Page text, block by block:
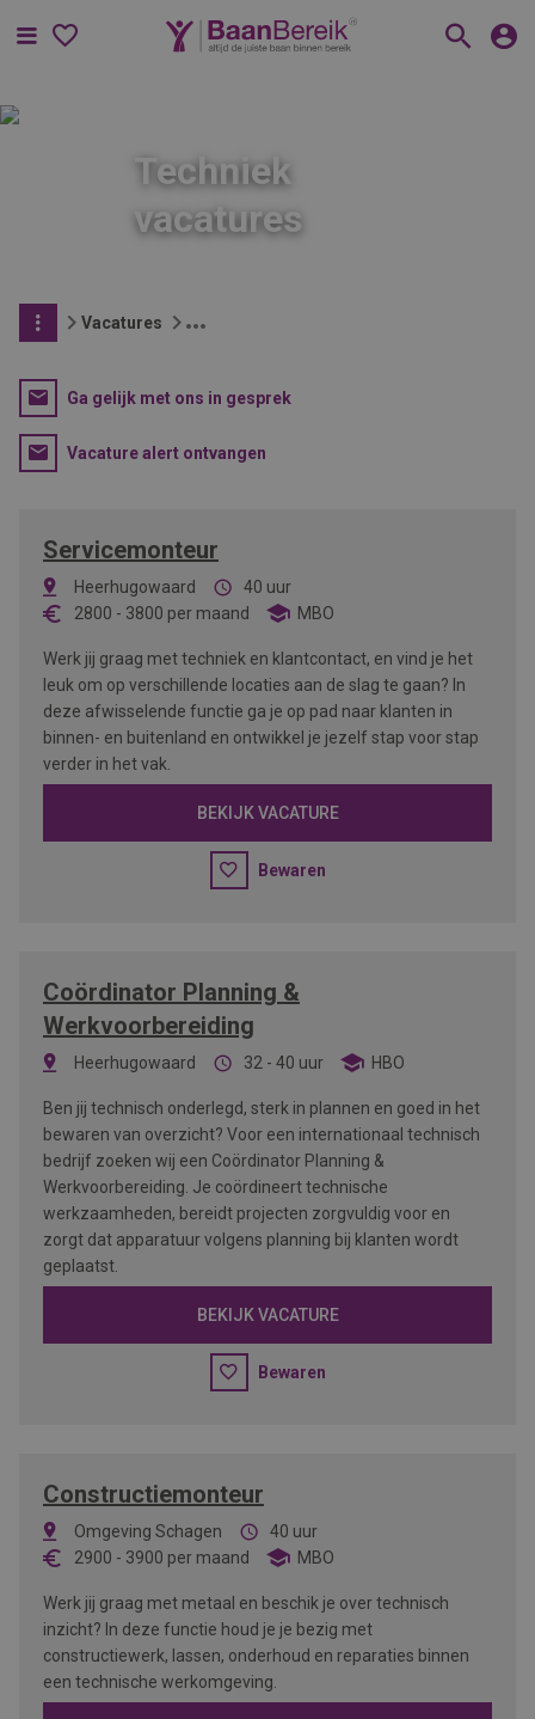
Menu
Techniek
vacatures
Vacatures
Ga gelijk met ons in gesprek
Vacature alert ontvangen
Servicemonteur
Heerhugowaard
40 uur
2800 - 3800 per maand MBO
Werk jij graag met techniek en klantcontact, en vind je het
leuk om op verschillende locaties aan de slag te gaan? In
deze afwisselende functie ga je op pad naar klanten in
binnen- en buitenland en ontwikkel je jezelf stap voor stap
verder in het vak.
BEKIJK VACATURE
Bewaren
Coördinator Planning &
Werkvoorbereiding
Heerhugowaard 32 - 40 uur HBO
Ben jij technisch onderlegd, sterk in plannen en goed in het
bewaren van overzicht? Voor een internationaal technisch
bedrijf zoeken wij een Coördinator Planning &
Werkvoorbereiding. Je coördineert technische
werkzaamheden, bereidt projecten zorgvuldig voor en
zorgt dat apparatuur volgens planning bij klanten wordt
geplaatst.
BEKIJK VACATURE
Bewaren
Constructiemonteur
Omgeving Schagen
40 uur
2900 - 3900 per maand MBO
Werk jij graag met metaal en beschik je over technisch
inzicht? In deze functie houd je je bezig met
constructiewerk, lassen, onderhoud en reparaties binnen
een technische werkomgeving.